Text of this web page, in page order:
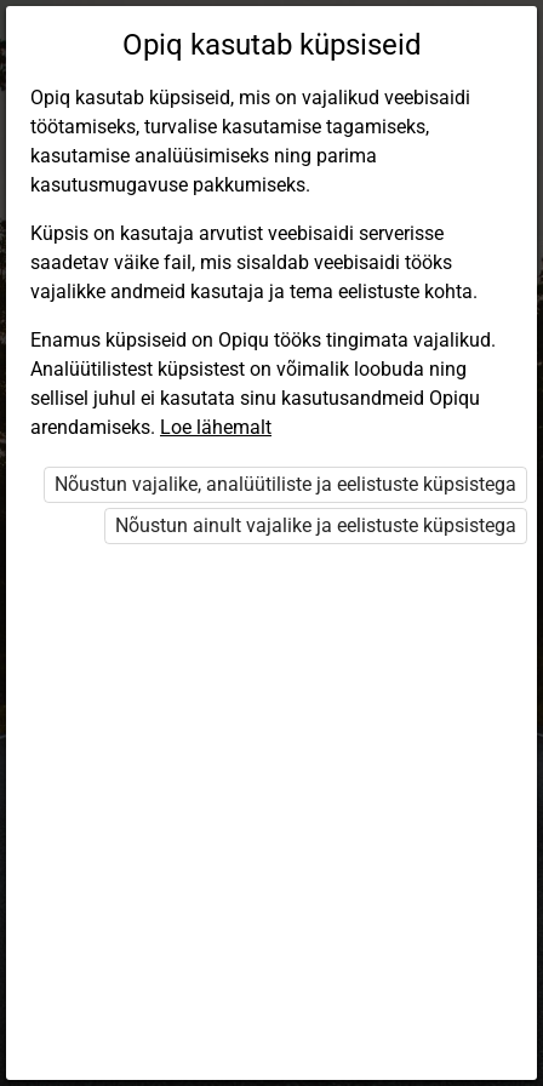
Sisene Opiqusse
Vali, kuidas end tuvastada
eKool
Stuudium
Opiq
HarID
Opiq kasutab küpsiseid
Opiq kasutab küpsiseid, mis on vajalikud veebisaidi
töötamiseks, turvalise kasutamise tagamiseks,
kasutamise analüüsimiseks ning parima
kasutusmugavuse pakkumiseks.
Küpsis on kasutaja arvutist veebisaidi serverisse
saadetav väike fail, mis sisaldab veebisaidi tööks
vajalikke andmeid kasutaja ja tema eelistuste kohta.
Enamus küpsiseid on Opiqu tööks tingimata vajalikud.
Analüütilistest küpsistest on võimalik loobuda ning
sellisel juhul ei kasutata sinu kasutusandmeid Opiqu
arendamiseks. Loe lähemalt
Nõustun vajalike, analüütiliste ja eelistuste küpsistega
Nõustun ainult vajalike ja eelistuste küpsistega